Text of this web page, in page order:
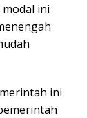
ini
ini